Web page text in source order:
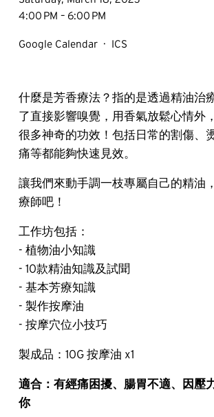
4:00 PM
6:00 PM
Google Calendar ICS
什麼是芳香療法？指的是透過精油治
了直接影響嗅覺，用香氣放鬆心情外
很多神奇的功效！包括日常的割傷、
痛等都能夠快速見效。
讓我們來動手調一枝專屬自己的精油
療師吧！
工作坊包括：
- 植物油小知識
- 10款精油知識及試聞
- 基本芳療知識
- 製作按摩油
- 按摩穴位小技巧
製成品：10G 按摩油 x1
適合：有經痛困擾、腸胃不適、因壓
你